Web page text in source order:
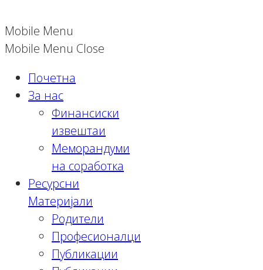
Mobile Menu
Mobile Menu Close
Почетна
За нас
Финансиски
извештаи
Меморандуми
на соработка
Ресурсни
Материјали
Родители
Професионалци
Публикации